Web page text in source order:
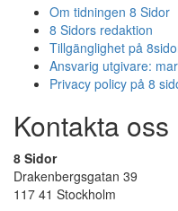
Om tidningen 8 Sidor
8 Sidors redaktion
Tillgänglighet på
Ansvarig utgivare:
Privacy policy på 8
Kontakta oss
8 Sidor
Drakenbergsgatan 39
117 41 Stockholm